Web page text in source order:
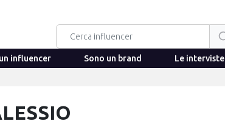
influencer Sono un brand Le interviste